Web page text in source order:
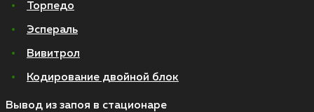
Торпедо
Эспераль
Вивитрол
Кодирование двойной блок
Вывод из запоя в стационаре